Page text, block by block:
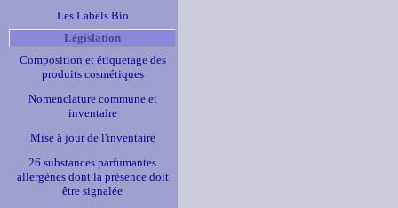
Les Labels Bio
Législation
Composition et étiquetage des
produits cosmétiques
Nomenclature commune et
inventaire
Mise à jour de l'inventaire
26 substances parfumantes
allergènes dont la présence doit
être signalée